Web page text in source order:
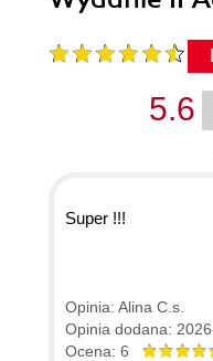
5.6
Super !!!
Opinia: Alina C.s.
Opinia dodana:
Ocena: 6